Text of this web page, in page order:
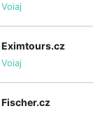
Voiaj
Eximtours.cz
Voiaj
Fischer.cz